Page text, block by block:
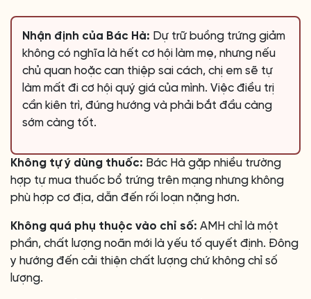
Nhận định của Bác Hà: Dự trữ buồng trứng giảm
không có nghĩa là hết cơ hội làm mẹ, nhưng nếu
chủ quan hoặc can thiệp sai cách, chị em sẽ tự
làm mất đi cơ hội quý giá của mình. Việc điều trị
cần kiên trì, đúng hướng và phải bắt đầu càng
sớm càng tốt.
Không tự ý dùng thuốc: Bác Hà gặp nhiều trường
hợp tự mua thuốc bổ trứng trên mạng nhưng không
phù hợp cơ địa, dẫn đến rối loạn nặng hơn.
Không quá phụ thuộc vào chỉ số: AMH chỉ là một
phần, chất lượng noãn mới là yếu tố quyết định. Đông
y hướng đến cải thiện chất lượng chứ không chỉ số
lượng.